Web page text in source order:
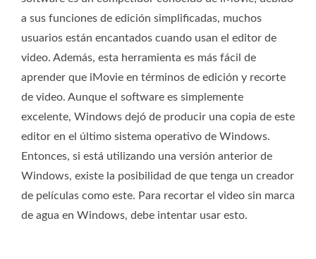
a sus funciones de edición simplificadas, muchos
usuarios están encantados cuando usan el editor de
video. Además, esta herramienta es más fácil de
aprender que iMovie en términos de edición y recorte
de video. Aunque el software es simplemente
excelente, Windows dejó de producir una copia de este
editor en el último sistema operativo de Windows.
Entonces, si está utilizando una versión anterior de
Windows, existe la posibilidad de que tenga un creador
de películas como este. Para recortar el video sin marca
de agua en Windows, debe intentar usar esto.